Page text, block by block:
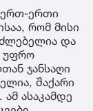
ერთ-ერთი
რომ მისი
და
უფრო
ჯანსაღი
შაქარი
ასაკამდე